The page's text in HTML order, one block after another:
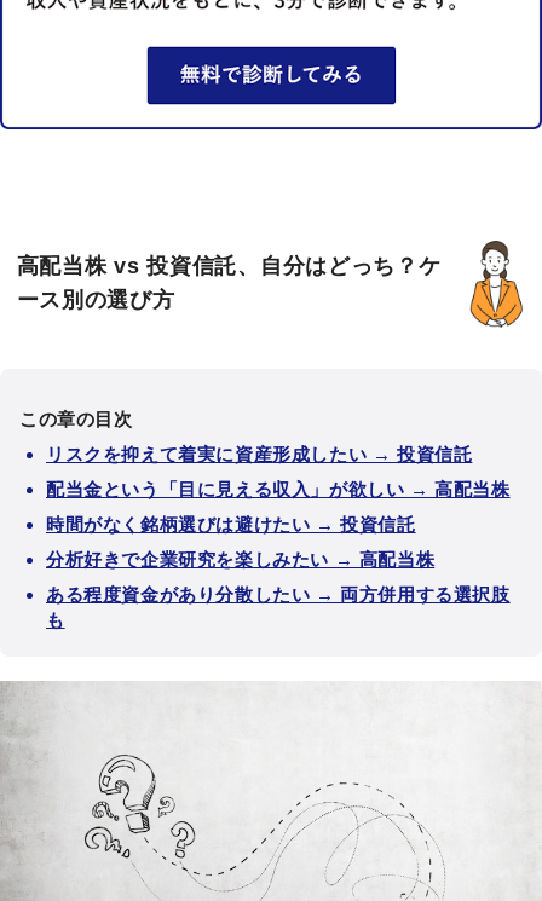
高配当株 vs 投資信託、自分はどっち？ケ
ース別の選び方
この章の目次
リスクを抑えて着実に資産形成したい → 投資信託
配当金という「目に見える収入」が欲しい → 高配当株
時間がなく銘柄選びは避けたい → 投資信託
分析好きで企業研究を楽しみたい → 高配当株
ある程度資金があり分散したい → 両方併用する選択肢
も